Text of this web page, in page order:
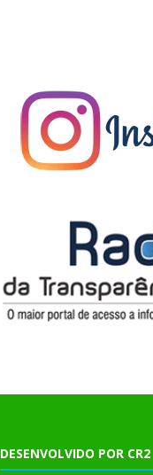
DESENVOLVIDO POR CR2